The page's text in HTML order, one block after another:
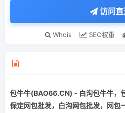
访问
Whois SEO权重
包牛牛(BAO66.CN) - 白沟包牛牛，
保定网包批发，白沟网包批发，网包